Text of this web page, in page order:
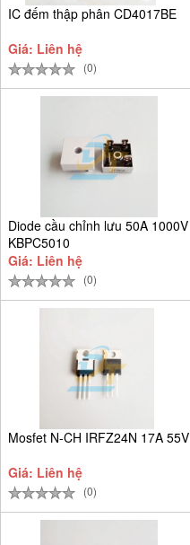
IC đếm thập phân CD4017BE
Giá: Liên hệ
(0)
Diode cầu chỉnh lưu 50A 1000V
KBPC5010
Giá: Liên hệ
(0)
Mosfet N-CH IRFZ24N 17A 55V
Giá: Liên hệ
(0)